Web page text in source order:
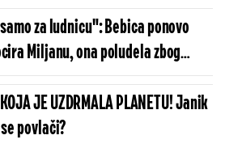
"Neću da se kontrolišem!"
za ludnicu": Bebica ponovo
Miljanu, ona poludela zbog
reči (VIDEO)
JE UZDRMALA PLANETU! Janik
povlači?